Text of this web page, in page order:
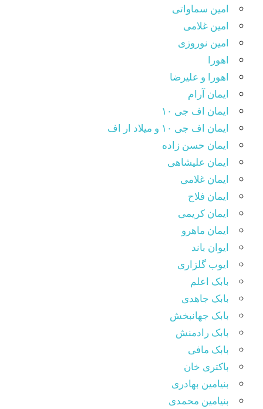
امین سماواتی
امین غلامی
امین نوروزی
اهورا
اهورا و علیرضا
ایمان آرام
ایمان اف جی ۱۰
ایمان اف جی ۱۰ و میلاد ار اف
ایمان حسن زاده
ایمان علیشاهی
ایمان غلامی
ایمان فلاح
ایمان کریمی
ایمان ماهرو
ایوان باند
ایوب گلزاری
بابک اعلم
بابک جاهدی
بابک جهانبخش
بابک رادمنش
بابک مافی
باکتری خان
بنیامین بهادری
بنیامین محمدی